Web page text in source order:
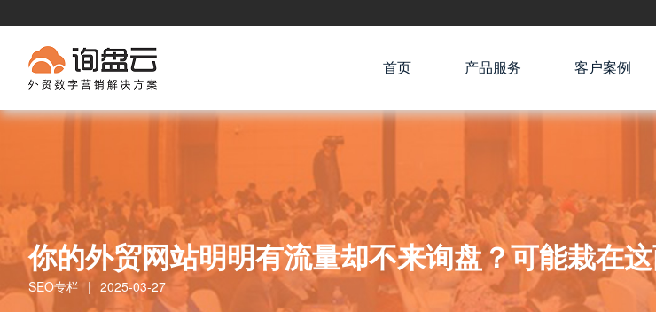
首页 产品服务 客户案例
你的外贸网站明明有流量却不来询盘？可能栽在
SEO专栏 | 2025-03-27